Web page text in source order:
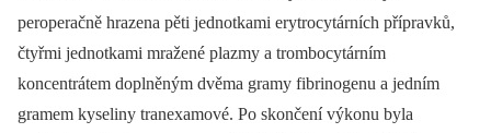
peroperačně hrazena pěti jednotkami erytrocytárních přípravků,
čtyřmi jednotkami mražené plazmy a trombocytárním
koncentrátem doplněným dvěma gramy fibrinogenu a jedním
gramem kyseliny tranexamové. Po skončení výkonu byla